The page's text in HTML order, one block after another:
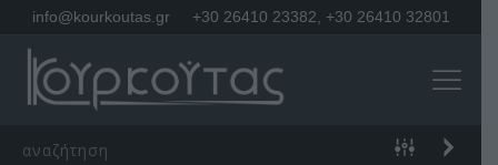
info@kourkoutas.gr +30 26410 23382 +30 26410 32801